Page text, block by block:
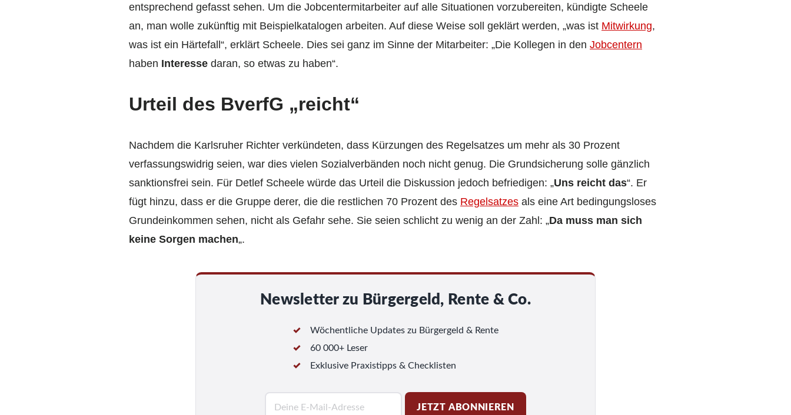
entsprechend gefasst sehen. Um die Jobcentermitarbeiter auf alle Situationen vorzubereiten, kündigte Scheele
an, man wolle zukünftig mit Beispielkatalogen arbeiten. Auf diese Weise soll geklärt werden, „was ist Mitwirkung,
was ist ein Härtefall“, erklärt Scheele. Dies sei ganz im Sinne der Mitarbeiter: „Die Kollegen in den Jobcentern
haben Interesse daran, so etwas zu haben“.
Urteil des BverfG „reicht“
Nachdem die Karlsruher Richter verkündeten, dass Kürzungen des Regelsatzes um mehr als 30 Prozent
verfassungswidrig seien, war dies vielen Sozialverbänden noch nicht genug. Die Grundsicherung solle gänzlich
sanktionsfrei sein. Für Detlef Scheele würde das Urteil die Diskussion jedoch befriedigen: „Uns reicht das“. Er
fügt hinzu, dass er die Gruppe derer, die die restlichen 70 Prozent des Regelsatzes als eine Art bedingungsloses
Grundeinkommen sehen, nicht als Gefahr sehe. Sie seien schlicht zu wenig an der Zahl: „Da muss man sich
keine Sorgen machen„.
Newsletter zu Bürgergeld, Rente & Co.
Wöchentliche Updates zu Bürgergeld & Rente
60 000+ Leser
Exklusive Praxistipps & Checklisten
JETZT ABONNIEREN